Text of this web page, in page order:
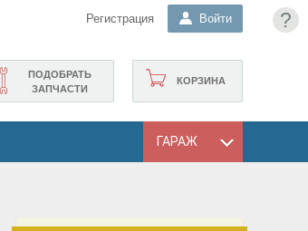
?
Регистрация Войти
КОРЗИНА
ПОДОБРАТЬ
ЗАПЧАСТИ
ГАРАЖ